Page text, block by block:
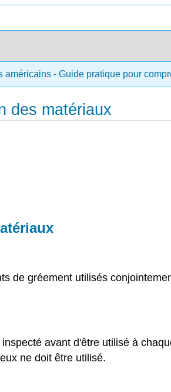
américains - Guide pratique pour
des matériaux
de gréement utilisés
avant d'être utilisé à
ne doit être utilisé.